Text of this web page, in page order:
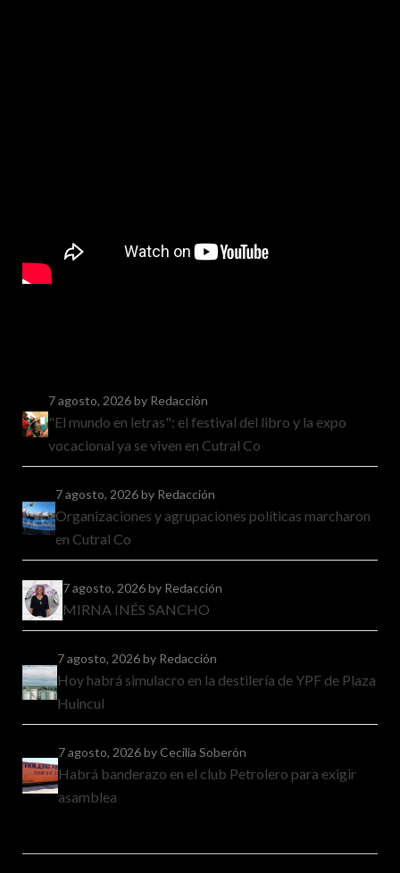
7 agosto, 2026by Redacción
"El mundo en letras": el festival del libro y la expo
vocacional ya se viven en Cutral Co
7 agosto, 2026by Redacción
Organizaciones y agrupaciones políticas marcharon
en Cutral Co
7 agosto, 2026by Redacción
MIRNA INÉS SANCHO
7 agosto, 2026by Redacción
Hoy habrá simulacro en la destilería de YPF de Plaza
Huincul
7 agosto, 2026by Cecilia Soberón
Habrá banderazo en el club Petrolero para exigir
asamblea